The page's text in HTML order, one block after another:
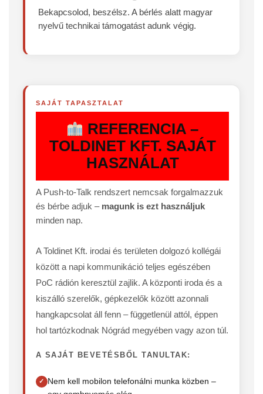
Bekapcsolod, beszélsz. A bérlés alatt magyar
nyelvű technikai támogatást adunk végig.
SAJÁT TAPASZTALAT
REFERENCIA –
TOLDINET KFT. SAJÁT
HASZNÁLAT
A Push-to-Talk rendszert nemcsak forgalmazzuk
és bérbe adjuk – magunk is ezt használjuk
minden nap.
A Toldinet Kft. irodai és területen dolgozó kollégái
között a napi kommunikáció teljes egészében
PoC rádión keresztül zajlik. A központi iroda és a
kiszálló szerelők, gépkezelők között azonnali
hangkapcsolat áll fenn – függetlenül attól, éppen
hol tartózkodnak Nógrád megyében vagy azon túl.
A SAJÁT BEVETÉSBŐL TANULTAK:
Nem kell mobilon telefonálni munka közben –